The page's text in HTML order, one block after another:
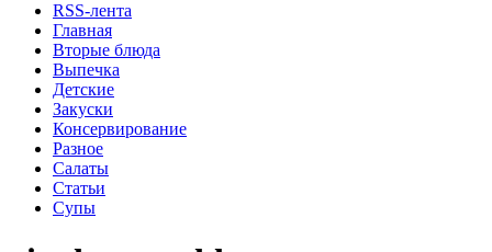
RSS-лента
Главная
Вторые блюда
Выпечка
Детские
Закуски
Консервирование
Разное
Салаты
Статьи
Супы